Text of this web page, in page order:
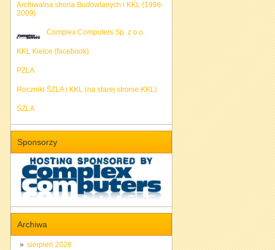
Archiwalna strona Budowlanych i KKL (1998-
2009)
Complex Computers Sp. z o.o.
KKL Kielce (facebook)
PZLA
Roczniki ŚZLA i KKL (na starej stronie KKL)
ŚZLA
Sponsorzy
Archiwa
sierpień 2026